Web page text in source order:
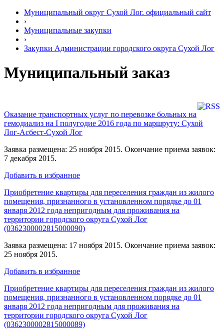
Муниципальный округ Сухой Лог. официальный сайт
›
Муниципальные закупки
›
Закупки Администрации городского округа Сухой Лог
Муниципальный заказ
Оказание транспортных услуг по перевозке больных на
гемодиализ на I полугодие 2016 года по маршруту: Сухой
Лог-Асбест-Сухой Лог
Заявка размещена: 25 ноября 2015. Окончание приема заявок:
7 декабря 2015.
Добавить в избранное
Приобретение квартиры для переселения граждан из жилого
помещения, признанного в установленном порядке до 01
января 2012 года непригодным для проживания на
территории городского округа Сухой Лог
(0362300002815000090)
Заявка размещена: 17 ноября 2015. Окончание приема заявок:
25 ноября 2015.
Добавить в избранное
Приобретение квартиры для переселения граждан из жилого
помещения, признанного в установленном порядке до 01
января 2012 года непригодным для проживания на
территории городского округа Сухой Лог
(0362300002815000089)